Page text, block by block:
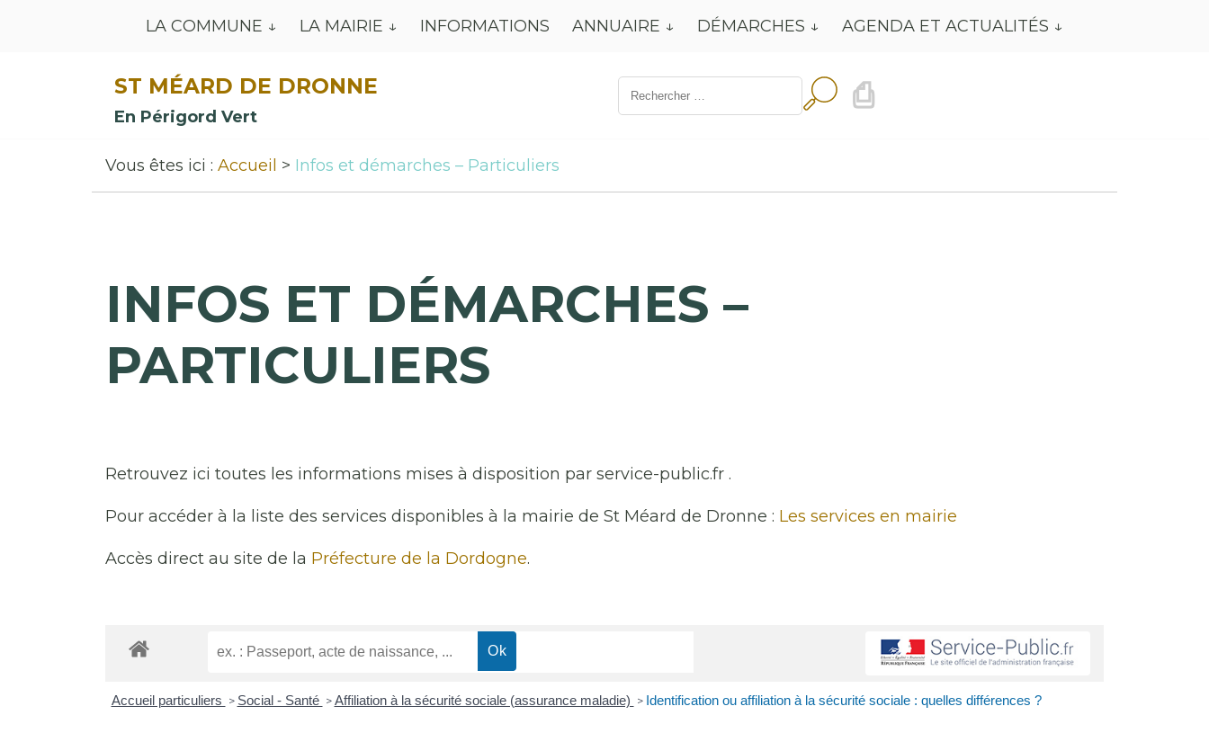
LA COMMUNE LA MAIRIE INFORMATIONS ANNUAIRE DÉMARCHES AGENDA ET ACTUALITÉS
ST MÉARD DE DRONNE
En Périgord Vert
Résultat
de
⎙
Vous êtes ici : Accueil Infos et démarches – Particuliers
INFOS ET DÉMARCHES –
PARTICULIERS
Retrouvez ici toutes les informations mises à disposition par service-public.fr .
Pour accéder à la liste des services disponibles à la mairie de St Méard de Dronne : Les services en mairie
Accès direct au site de la Préfecture de la Dordogne.
Accueil particuliers > Social - Santé > Affiliation à la sécurité sociale (assurance maladie) > Identification ou affiliation à la sécurité sociale : quelles différences ?